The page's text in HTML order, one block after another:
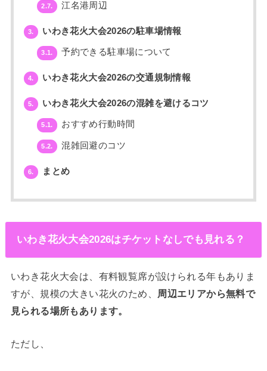
2.7. 江名港周辺
3. いわき花火大会2026の駐車場情報
3.1. 予約できる駐車場について
4. いわき花火大会2026の交通規制情報
5. いわき花火大会2026の混雑を避けるコツ
5.1. おすすめ行動時間
5.2. 混雑回避のコツ
6. まとめ
いわき花火大会2026はチケットなしでも見れる？
いわき花火大会は、有料観覧席が設けられる年もありま
すが、規模の大きい花火のため、
周辺エリアから無料で
見られる場所もあります。
ただし、